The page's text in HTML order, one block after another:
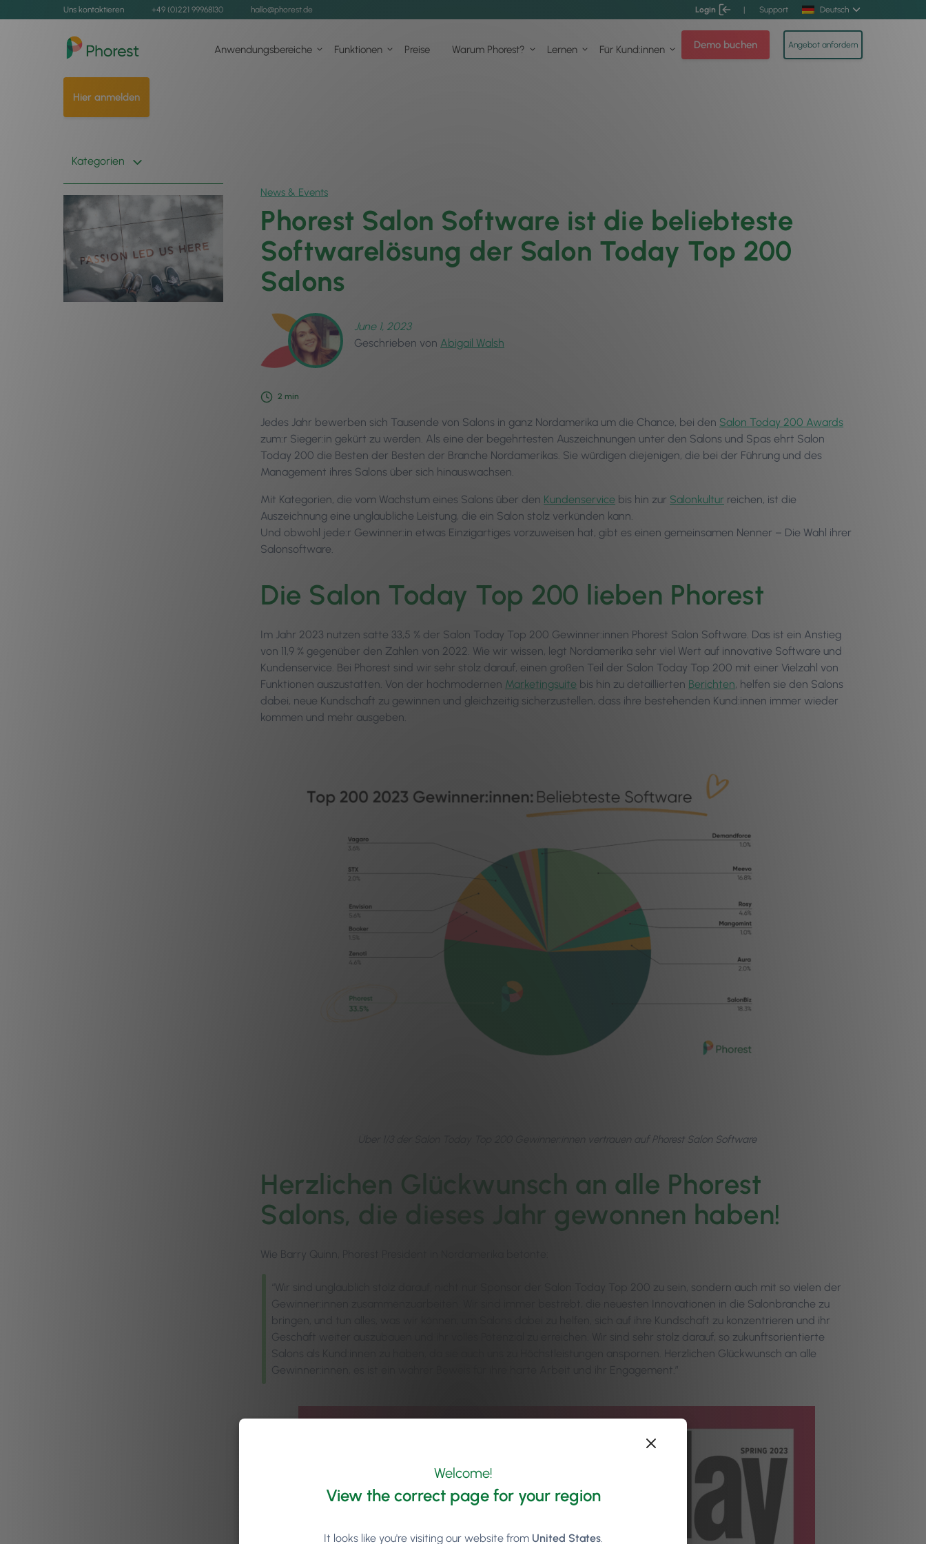
Uns kontaktieren +49 (0)221 99968130 hallo@phorest.de Login | Support Deutsch
Anwendungsbereiche Funktionen Preise Warum Phorest? Lernen Für Kund:innen Demo buchen Angebot anfordern
Hier anmelden
Kategorien
News & Events
Phorest Salon Software ist die beliebteste
Softwarelösung der Salon Today Top 200
Salons
June 1, 2023
Geschrieben von Abigail Walsh
2 min
Jedes Jahr bewerben sich Tausende von Salons in ganz Nordamerika um die Chance, bei den Salon Today 200 Awards
zum:r Sieger:in gekürt zu werden. Als eine der begehrtesten Auszeichnungen unter den Salons und Spas ehrt Salon
Today 200 die Besten der Besten der Branche Nordamerikas. Sie würdigen diejenigen, die bei der Führung und des
Management ihres Salons über sich hinauswachsen.
Mit Kategorien, die vom Wachstum eines Salons über den Kundenservice bis hin zur Salonkultur reichen, ist die
Auszeichnung eine unglaubliche Leistung, die ein Salon stolz verkünden kann.
Und obwohl jede:r Gewinner:in etwas Einzigartiges vorzuweisen hat, gibt es einen gemeinsamen Nenner – Die Wahl ihrer
Salonsoftware.
Die Salon Today Top 200 lieben Phorest
Im Jahr 2023 nutzen satte 33,5 % der Salon Today Top 200 Gewinner:innen Phorest Salon Software. Das ist ein Anstieg
von 11,9 % gegenüber den Zahlen von 2022. Wie wir wissen, legt Nordamerika sehr viel Wert auf innovative Software und
Kundenservice. Bei Phorest sind wir sehr stolz darauf, einen großen Teil der Salon Today Top 200 mit einer Vielzahl von
Funktionen auszustatten. Von der hochmodernen Marketingsuite bis hin zu detaillierten Berichten, helfen sie den Salons
dabei, neue Kundschaft zu gewinnen und gleichzeitig sicherzustellen, dass ihre bestehenden Kund:innen immer wieder
kommen und mehr ausgeben.
Über 1/3 der Salon Today Top 200 Gewinner:innen vertrauen auf Phorest Salon Software
Herzlichen Glückwunsch an alle Phorest
Salons, die dieses Jahr gewonnen haben!
Wie Barry Quinn, Phorest President in Nordamerika betonte:
“Wir sind unglaublich stolz darauf, nicht nur Sponsor der Salon Today Top 200 zu sein, sondern auch mit so vielen der
Gewinner:innen zusammenzuarbeiten. Wir sind immer bestrebt, die neuesten Innovationen in die Salonbranche zu
bringen, und tun alles, was wir können, um Salons dabei zu helfen, sich auf ihre Kundschaft zu konzentrieren und ihr
Geschäft weiter auszubauen und ihr volles Potenzial zu erreichen. Wir sind sehr stolz darauf, so zukunftsorientierte
Salons als Kund:innen zu haben, da sie auch uns zu Höchstleistungen anspornen. Herzlichen Glückwunsch an alle
Gewinner:innen, es ist ein wahrer Beweis für ihre harte Arbeit und ihr Engagement.”
Welcome!
View the correct page for your region
It looks like you're visiting our website from United States.